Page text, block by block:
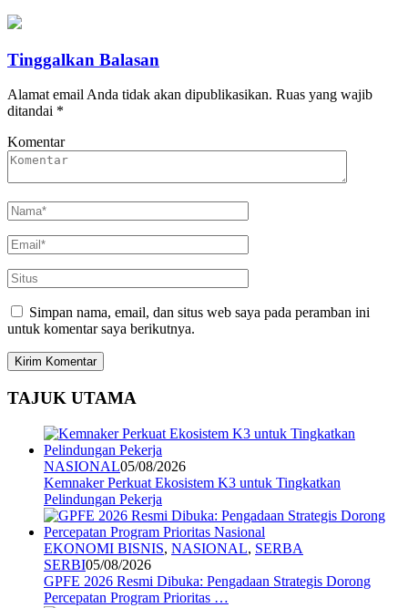
Tinggalkan Balasan
Alamat email Anda tidak akan dipublikasikan. Ruas yang wajib
ditandai *
Komentar
Simpan nama, email, dan situs web saya pada peramban ini
untuk komentar saya berikutnya.
TAJUK UTAMA
NASIONAL05/08/2026
Kemnaker Perkuat Ekosistem K3 untuk Tingkatkan
Pelindungan Pekerja
EKONOMI BISNIS, NASIONAL, SERBA
SERBI05/08/2026
GPFE 2026 Resmi Dibuka: Pengadaan Strategis Dorong
Percepatan Program Prioritas …